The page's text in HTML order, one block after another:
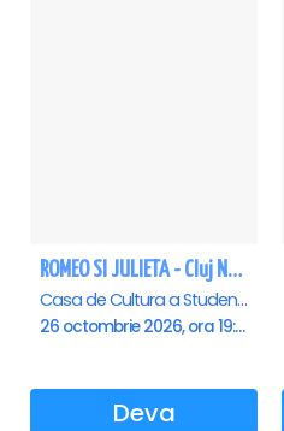
ROMEO SI JULIETA - Cluj Napoca
Casa de Cultura a Studentilor Dumitru Farcas, Cluj-Napoca
26 octombrie 2026, ora 19:00
Deva